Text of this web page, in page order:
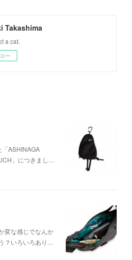
Takashima
a cat.
ー
ASHINAGA
」につきまし…
変な感じでなんか
？いろいろあり…